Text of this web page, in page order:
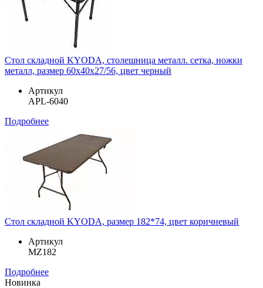
Стол складной KYODA, столешница металл. сетка, ножки
металл, размер 60х40х27/56, цвет черный
Артикул
APL-6040
Подробнее
Стол складной KYODA, размер 182*74, цвет коричневый
Артикул
MZ182
Подробнее
Новинка